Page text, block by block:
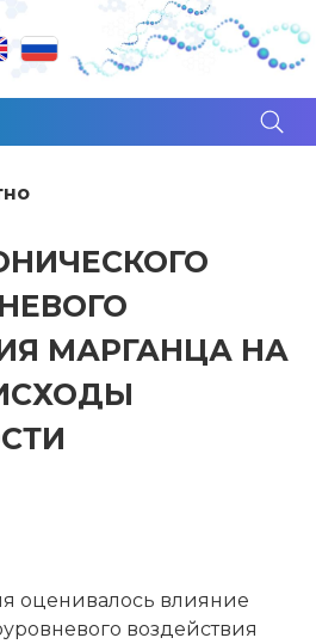
МАРГАНЦА НА
оценивалось влияние
воздействия